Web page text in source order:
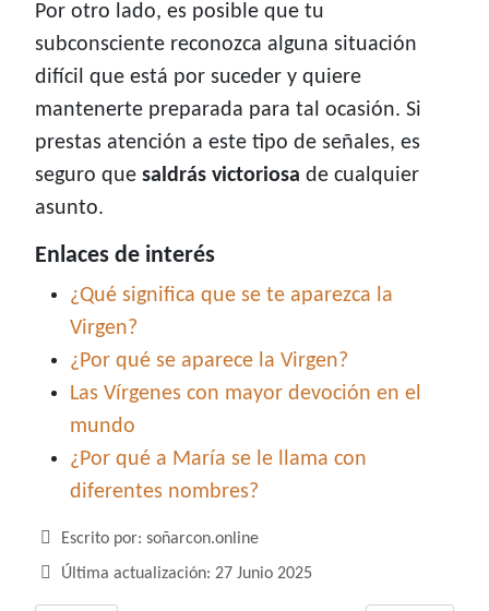
Por otro lado, es posible que tu
subconsciente reconozca alguna situación
difícil que está por suceder y quiere
mantenerte preparada para tal ocasión. Si
prestas atención a este tipo de señales, es
seguro que saldrás victoriosa de cualquier
asunto.
Enlaces de interés
¿Qué significa que se te aparezca la
Virgen?
¿Por qué se aparece la Virgen?
Las Vírgenes con mayor devoción en el
mundo
¿Por qué a María se le llama con
diferentes nombres?
Detalles
Escrito por: soñarcon.online
Última actualización: 27 Junio 2025